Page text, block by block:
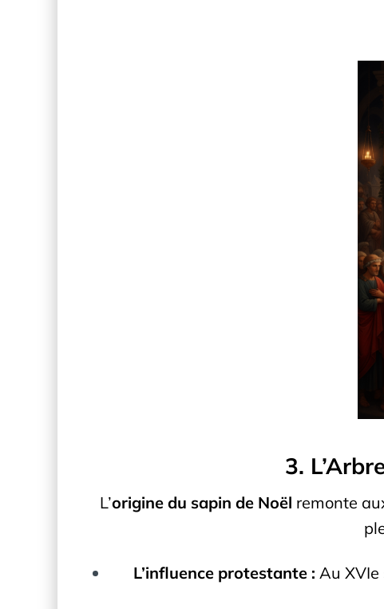
3.
L’origine du sapin de Noël remonte
L’influence protestante : Au